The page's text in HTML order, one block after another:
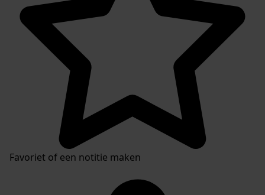
Favoriet of een notitie maken